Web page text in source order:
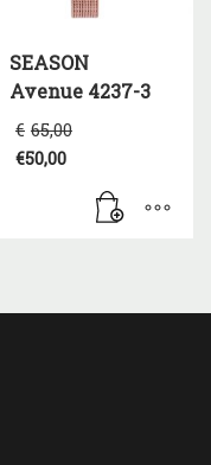
SEASON
Avenue 4237-3
€ 65,00
€65,00.
€50,00
τρέχουσα